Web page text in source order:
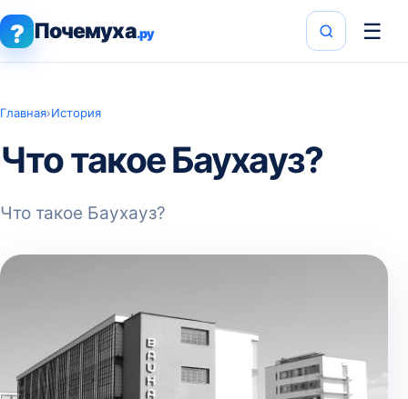
? Почемуха.ру ☰
Главная›История
Что такое Баухауз?
Что такое Баухауз?